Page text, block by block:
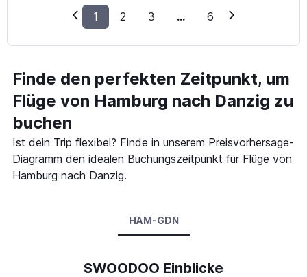
1 2 3 ... 6
Finde den perfekten Zeitpunkt, um
Flüge von Hamburg nach Danzig zu
buchen
Ist dein Trip flexibel? Finde in unserem Preisvorhersage-
Diagramm den idealen Buchungszeitpunkt für Flüge von
Hamburg nach Danzig.
HAM-GDN
SWOODOO Einblicke